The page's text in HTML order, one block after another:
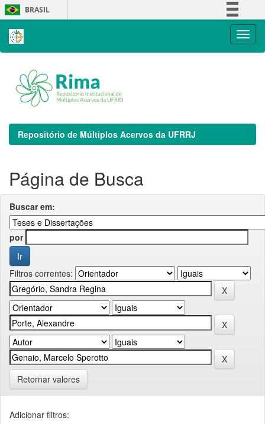
Skip
navigation
BRASIL
Repositório de Múltiplos Acervos da UFRRJ
Página de Busca
Buscar em:
por
Filtros correntes:
Retornar valores
Adicionar filtros: